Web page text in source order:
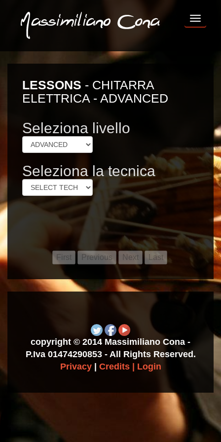
LESSONS - CHITARRA
ELETTRICA - ADVANCED
Seleziona livello
Seleziona la tecnica
copyright © 2014 Massimiliano Cona -
P.Iva 01474290853 - All Rights Reserved.
Privacy| Credits | Login